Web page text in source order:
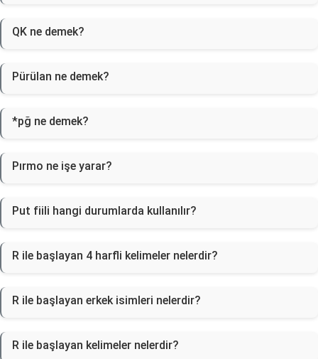
QK ne demek?
Pürülan ne demek?
*pğ ne demek?
Pırmo ne işe yarar?
Put fiili hangi durumlarda kullanılır?
R ile başlayan 4 harfli kelimeler nelerdir?
R ile başlayan erkek isimleri nelerdir?
R ile başlayan kelimeler nelerdir?